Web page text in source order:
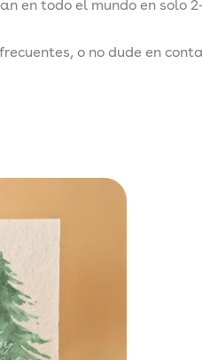
en todo el mundo en solo
o no dude en